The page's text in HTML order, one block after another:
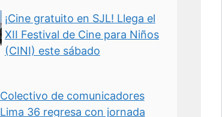
¡Cine gratuito en SJL! Llega el
XII Festival de Cine para Niños
(CINI) este sábado
Colectivo de comunicadores
Lima 36 regresa con jornada